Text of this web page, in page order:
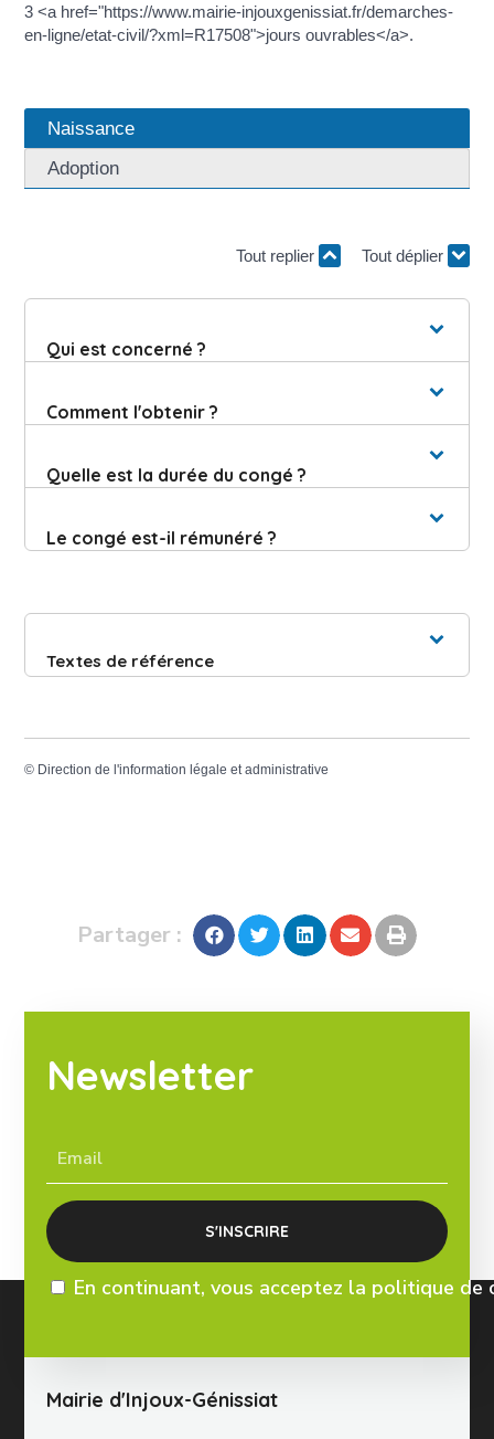
3 <a href="https://www.mairie-injouxgenissiat.fr/demarches-
en-ligne/etat-civil/?xml=R17508">jours ouvrables</a>.
Naissance
Adoption
Tout replier Tout déplier
Qui est concerné ?
Comment l'obtenir ?
Quelle est la durée du congé ?
Le congé est-il rémunéré ?
Textes de référence
© Direction de l'information légale et administrative
Partager :
Newsletter
En continuant, vous acceptez la politique
Mairie d'Injoux-Génissiat